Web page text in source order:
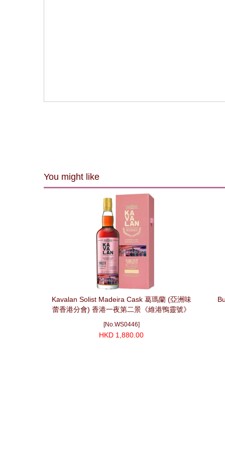
You might like
Kavalan Solist Madeira Cask 葛瑪蘭 (亞洲味
蕾香港分會) 香港一夜第二景《維港鴨靈號》
[No.WS0446]
HKD 1,880.00